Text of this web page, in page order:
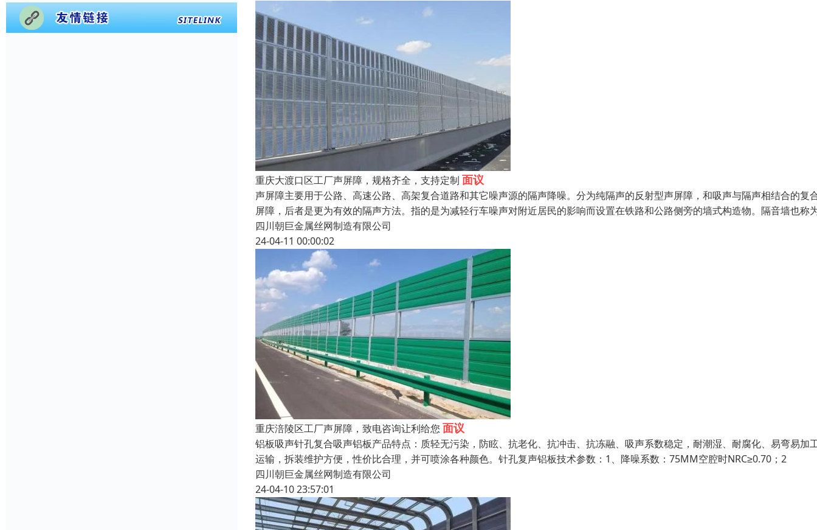
重庆大渡口区工厂声屏障，规格齐全，支持定制 面议
声屏障主要用于公路、高速公路、高架复合道路和其它噪声源的隔声降噪。分为纯隔声的反射型声屏障，和吸声与隔声相结合的复
屏障，后者是更为有效的隔声方法。指的是为减轻行车噪声对附近居民的影响而设置在铁路和公路侧旁的墙式构造物。隔音墙也称
四川朝巨金属丝网制造有限公司
24-04-11 00:00:02
重庆涪陵区工厂声屏障，致电咨询让利给您 面议
铝板吸声针孔复合吸声铝板产品特点：质轻无污染，防眩、抗老化、抗冲击、抗冻融、吸声系数稳定，耐潮湿、耐腐化、易弯易加
运输，拆装维护方便，性价比合理，并可喷涂各种颜色。针孔复声铝板技术参数：1、降噪系数：75MM空腔时NRC≥0.70；2
四川朝巨金属丝网制造有限公司
24-04-10 23:57:01